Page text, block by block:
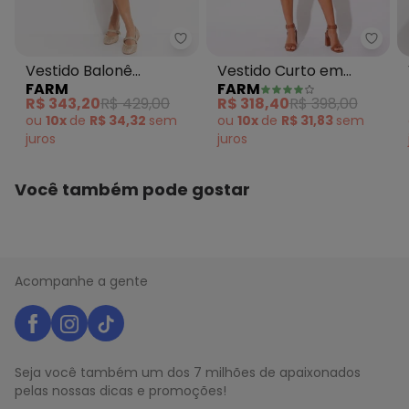
Histórico de preços
O preço apresentado abaixo é o menor oferecido em
algum dia do mês, para o menor tamanho disponível.
agosto/2026
julho/2026
junho/2026 N/D*
maio/2026
março/2026
Farm - Vestido Balonê Floresta
Vestido Balonê
Floresta de Passarinho
Verde
FARM
R$ 343,20R$ 429,00
ou 10x de R$ 34,32 sem
juros
Vestido Curto em
Viscose Verde
FARM
R$ 318,40R$ 398,00
ou 10x de R$ 31,83 sem
juros
Você também pode gostar
Acompanhe a gente
Seja você também um dos 7 milhões de apaixonados
pelas nossas dicas e promoções!